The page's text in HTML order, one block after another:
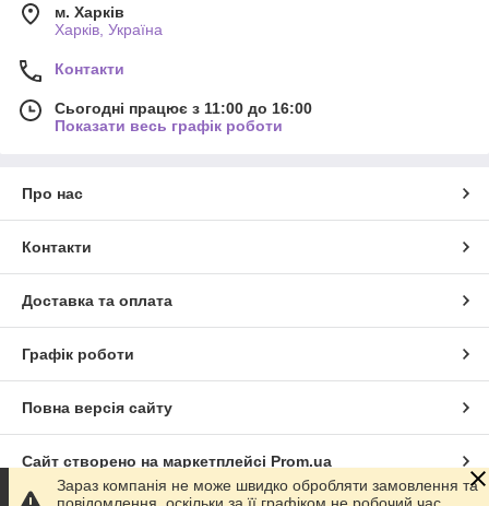
м. Харків
Харків, Україна
Контакти
Сьогодні працює з 11:00 до 16:00
Показати весь графік роботи
Про нас
Контакти
Доставка та оплата
Графік роботи
Повна версія сайту
Сайт створено на маркетплейсі Prom.ua
Зараз компанія не може швидко обробляти замовлення та